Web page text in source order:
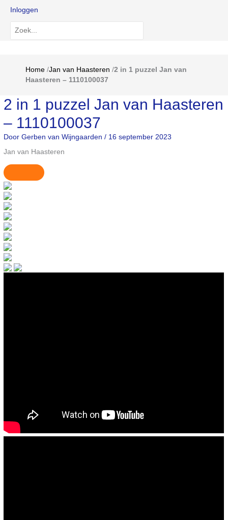
Inloggen
naar:
Home /Jan van Haasteren /2 in 1 puzzel Jan van
Haasteren – 1110100037
2 in 1 puzzel Jan van Haasteren
– 1110100037
DoorGerben van Wijngaarden/ 16 september 2023
Jan van Haasteren